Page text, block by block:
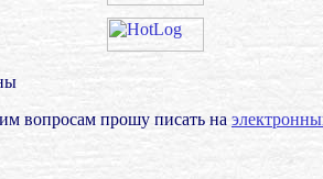
вопросам прошу писать на